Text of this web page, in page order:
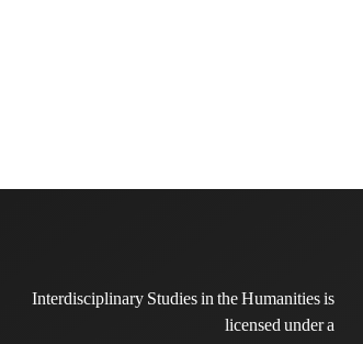
Interdisciplinary Studies in the Humanities is
licensed under a